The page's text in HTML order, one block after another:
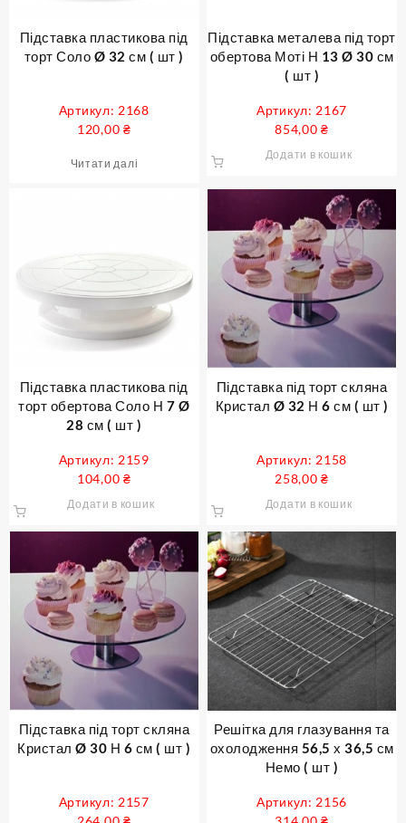
Підставка пластикова під
торт Соло Ø 32 см ( шт )
Артикул: 2168
120,00 ₴
Читати далі
Підставка металева під торт
обертова Моті Н 13 Ø 30 см
( шт )
Артикул: 2167
854,00₴
Додати в кошик
Підставка пластикова під
торт обертова Соло Н 7 Ø
28 см ( шт )
Артикул: 2159
104,00 ₴
Додати в кошик
Підставка під торт скляна
Кристал Ø 32 Н 6 см ( шт )
Артикул: 2158
258,00₴
Додати в кошик
Підставка під торт скляна
Кристал Ø 30 Н 6 см ( шт )
Артикул: 2157
Решітка для глазування та
охолодження 56,5 х 36,5 см
Немо ( шт )
Артикул: 2156